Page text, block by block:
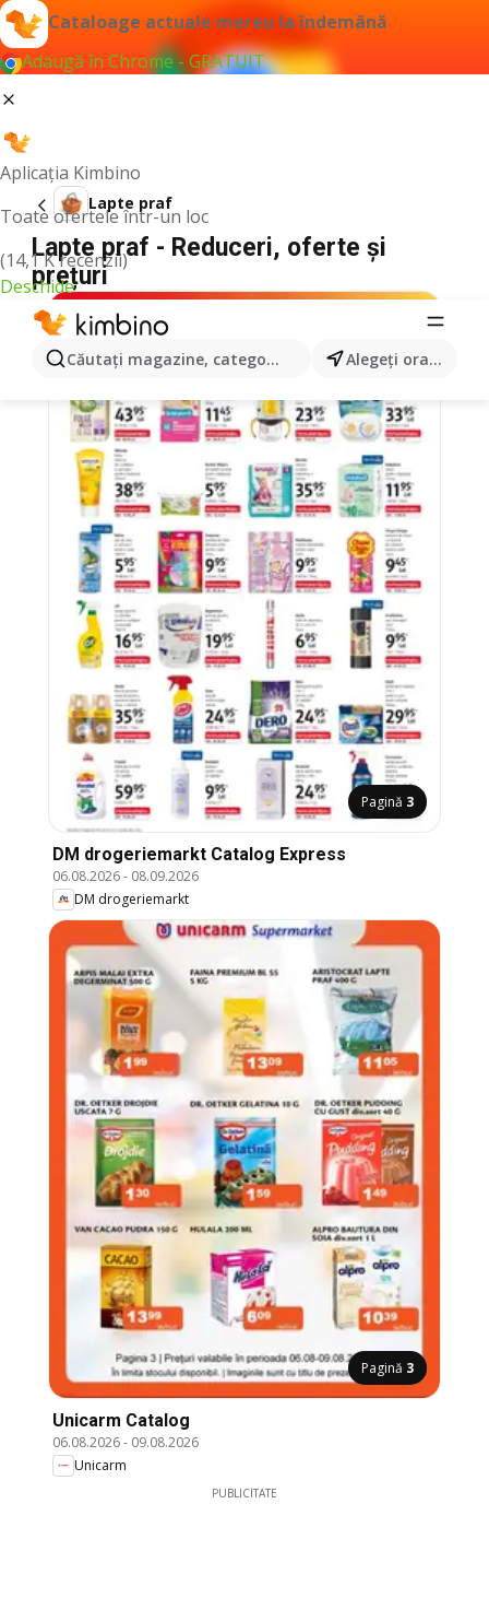
Cataloage actuale mereu la îndemână
Adaugă în Chrome - GRATUIT
Aplicația Kimbino
Toate ofertele într-un loc
(14,1 K recenzii)
Deschide
Căutaţi magazine, categorii, produse... Alegeţi oraşul
Lapte praf
Lapte praf - Reduceri, oferte și
prețuri
Pagină 3
DM drogeriemarkt Catalog Express
06.08.2026- 08.09.2026
DM drogeriemarkt
Pagină 3
Unicarm Catalog
06.08.2026- 09.08.2026
Unicarm
PUBLICITATE